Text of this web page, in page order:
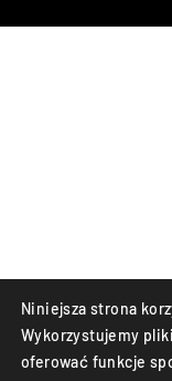
Niniejsza strona
Wykorzystujemy
oferować funkcje